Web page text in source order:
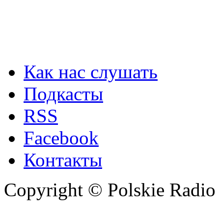
Как нас слушать
Подкасты
RSS
Facebook
Контакты
Copyright © Polskie